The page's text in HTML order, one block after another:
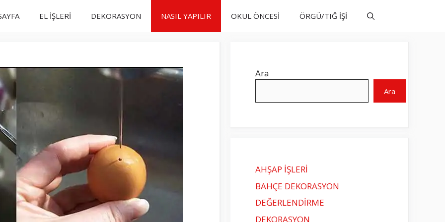
EL İŞLERİ DEKORASYON NASIL YAPILIR OKUL ÖNCESİ ÖRGÜ/TIĞ İŞİ
Ara
Ara
AHŞAP İŞLERİ
BAHÇE DEKORASYON
DEĞERLENDİRME
DEKORASYON